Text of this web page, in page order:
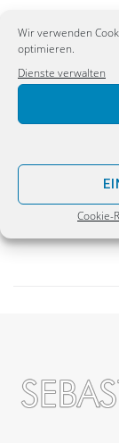
Wir verwenden
optimieren.
Dienste verwalten
Cookie-
Video:
Freistaat
Asyl-